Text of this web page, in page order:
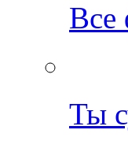
Все
Ты